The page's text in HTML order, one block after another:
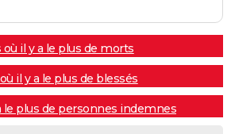
où il y a le plus de morts
il y a le plus de blessés
le plus de personnes indemnes